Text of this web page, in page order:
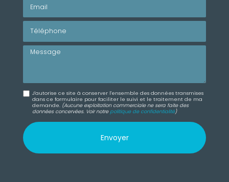
Message
J'autorise ce site à conserver l'ensemble des données transmises
dans ce formulaire pour faciliter le suivi et le traitement de ma
demande. (Aucune exploitation commerciale ne sera faite des
données concervées. Voir notre politique de confidentialité)